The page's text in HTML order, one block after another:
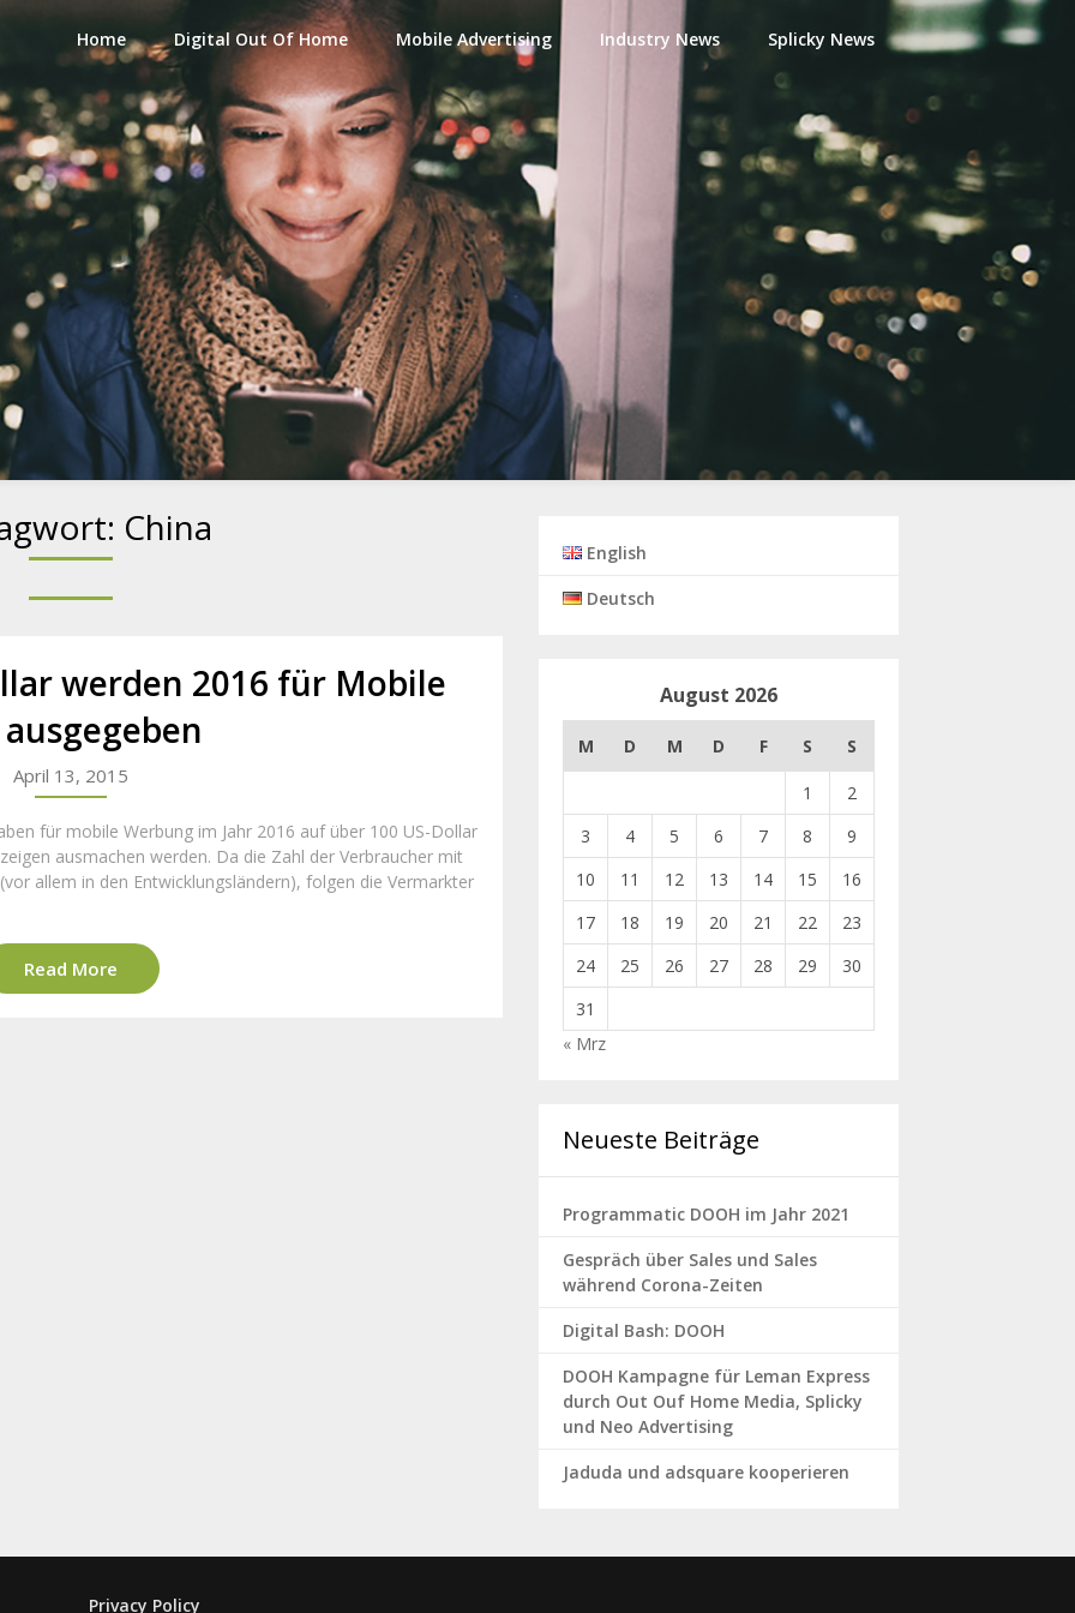
Home Digital Out Of Home Mobile Advertising Industry News Splicky News
China
werden 2016 für Mobile
April 13, 2015
für mobile Werbung im Jahr 2016 auf über 100 US-Dollar
ausmachen werden. Da die Zahl der Verbraucher mit
allem in den Entwicklungsländern), folgen die Vermarkter
Read More
English
Deutsch
August 2026
M D M D F S S
1
2
3
4 5 6 7 8
9
10
11 12 13 14 15
16
17
18 19 20 21 22
23
24
25 26 27 28 29
30
31
« Mrz
Neueste Beiträge
Programmatic DOOH im Jahr 2021
Gespräch über Sales und Sales
während Corona-Zeiten
Digital Bash: DOOH
DOOH Kampagne für Leman Express
durch Out Ouf Home Media, Splicky
und Neo Advertising
Jaduda und adsquare kooperieren
Privacy Policy